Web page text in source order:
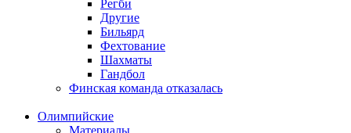
Регби
Другие
Бильярд
Фехтование
Шахматы
Гандбол
Финская команда отказалась
Олимпийские
Материалы